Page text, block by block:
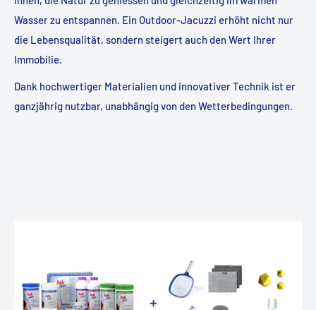
Wasser zu entspannen. Ein Outdoor-Jacuzzi erhöht nicht nur
die Lebensqualität, sondern steigert auch den Wert Ihrer
Immobilie.
Dank hochwertiger Materialien und innovativer Technik ist er
ganzjährig nutzbar, unabhängig von den Wetterbedingungen.